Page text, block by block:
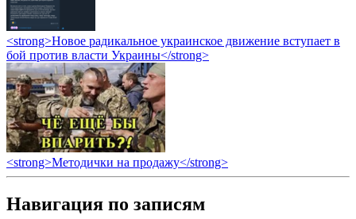
<strong>Новое радикальное украинское движение вступает в
бой против власти Украины</strong>
<strong>Методички на продажу</strong>
Навигация по записям